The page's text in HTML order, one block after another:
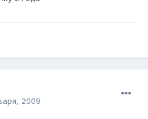
2009